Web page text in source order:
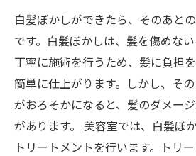
白髪ぼかしができたら、そのあと
です。白髪ぼかしは、髪を傷めな
丁寧に施術を行うため、髪に負担
簡単に仕上がります。しかし、そ
がおろそかになると、髪のダメー
があります。 美容室では、白髪ぼ
トリートメントを行います。トリ